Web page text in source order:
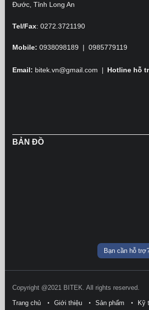
Đước, Tỉnh Long An
Tel/Fax: 0272.3721190
Mobile: 0938098189 | 0985779119
Email: bitek.vn@gmail.com Hotline hỗ
BẢN ĐỒ
Copyright @2021 BITEK. All rights reserved.
Trang chủ Giới thiệu Sản phẩm Kỹ
Bạn cần hỗ